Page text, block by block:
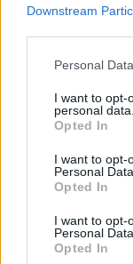
Downstream
Personal
I want to opt-
personal data.
Opted In
I want to opt-
Personal Data.
Opted In
I want to opt-
Personal
Opted In